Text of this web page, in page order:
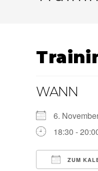
WANN
6.
18:30 -
ZUM